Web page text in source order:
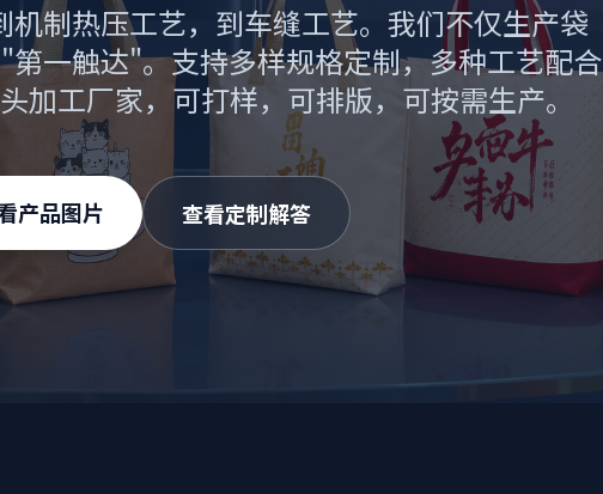
制热压工艺，到车缝工艺。我们不仅生产袋
一触达"。支持多样规格定制，多种工艺配合
加工厂家，可打样，可排版，可按需生产。
产品图片 查看定制解答